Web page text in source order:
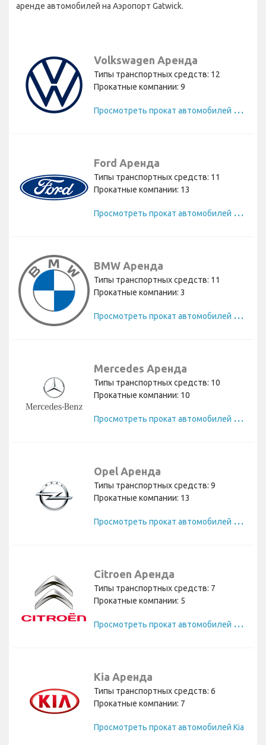
аренде автомобилей на Аэропорт Gatwick.
Volkswagen Аренда
Типы транспортных средств: 12
Прокатные компании: 9
П
росмотреть прокат автомобилей Volkswagen
Ford Аренда
Типы транспортных средств: 11
Прокатные компании: 13
П
росмотреть прокат автомобилей Ford
BMW Аренда
Типы транспортных средств: 11
Прокатные компании: 3
П
росмотреть прокат автомобилей BMW
Mercedes Аренда
Типы транспортных средств: 10
Прокатные компании: 10
П
росмотреть прокат автомобилей Mercedes
Opel Аренда
Типы транспортных средств: 9
Прокатные компании: 13
П
росмотреть прокат автомобилей Opel
Citroen Аренда
Типы транспортных средств: 7
Прокатные компании: 5
П
росмотреть прокат автомобилей Citroen
Kia Аренда
Типы транспортных средств: 6
Прокатные компании: 7
Просмотреть прокат автомобилей Kia